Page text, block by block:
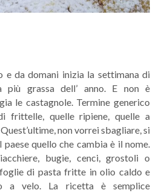
e da domani inizia la settimana di
più grassa dell’ anno. E non è
le castagnole. Termine generico
frittelle, quelle ripiene, quelle a
non vorrei sbagliare, si
quello che cambia è il nome.
bugie, cenci, grostoli o
di pasta fritte in olio caldo e
a velo. La ricetta è semplice